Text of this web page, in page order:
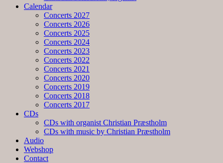
Calendar
Concerts 2027
Concerts 2026
Concerts 2025
Concerts 2024
Concerts 2023
Concerts 2022
Concerts 2021
Concerts 2020
Concerts 2019
Concerts 2018
Concerts 2017
CDs
CDs with organist Christian Præstholm
CDs with music by Christian Præstholm
Audio
Webshop
Contact